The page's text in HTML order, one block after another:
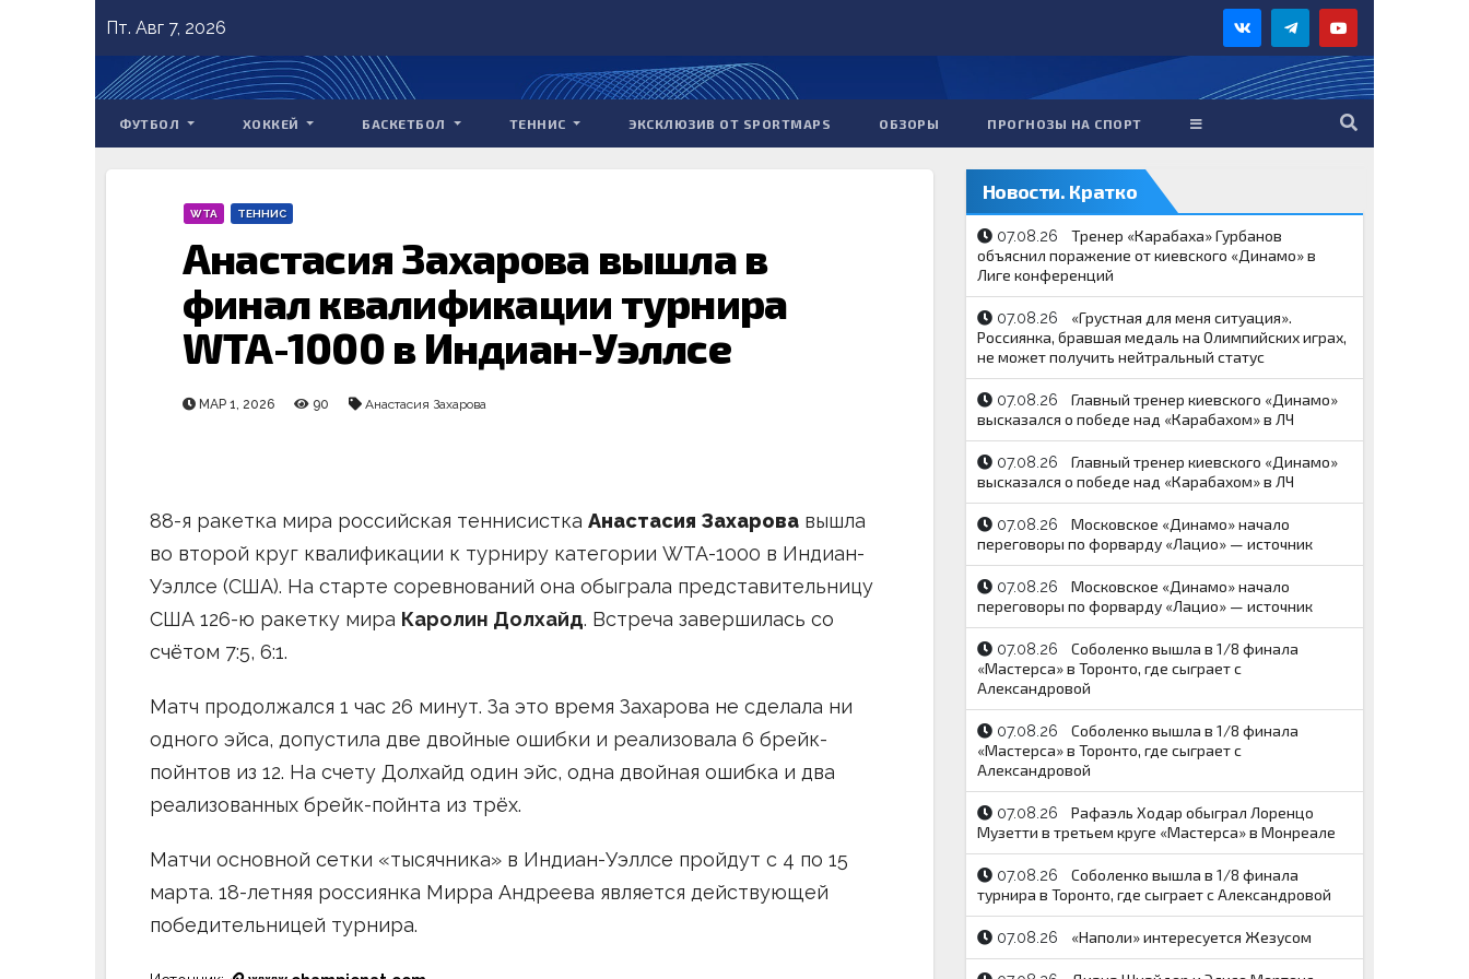
to
content
Пт. Авг 7, 2026
ФУТБОЛ ХОККЕЙ БАСКЕТБОЛ ТЕННИС ЭКСКЛЮЗИВ ОТ SPORTMAPS ОБЗОРЫ ПРОГНОЗЫ НА СПОРТ
WTA ТЕННИС
Анастасия Захарова вышла в
финал квалификации турнира
WTA-1000 в Индиан-Уэллсе
МАР 1, 2026 90 Анастасия Захарова
88-я ракетка мира российская теннисистка Анастасия Захарова вышла
во второй круг квалификации к турниру категории WTA-1000 в Индиан-
Уэллсе (США). На старте соревнований она обыграла представительницу
США 126-ю ракетку мира Каролин Долхайд. Встреча завершилась со
счётом 7:5, 6:1.
Матч продолжался 1 час 26 минут. За это время Захарова не сделала ни
одного эйса, допустила две двойные ошибки и реализовала 6 брейк-
пойнтов из 12. На счету Долхайд один эйс, одна двойная ошибка и два
реализованных брейк-пойнта из трёх.
Матчи основной сетки «тысячника» в Индиан-Уэллсе пройдут с 4 по 15
марта. 18-летняя россиянка Мирра Андреева является действующей
победительницей турнира.
Новости. Кратко
07.08.26
Тренер «Карабаха» Гурбанов
объяснил поражение от киевского «Динамо» в
Лиге конференций
07.08.26
«Грустная для меня ситуация».
Россиянка, бравшая медаль на Олимпийских играх,
не может получить нейтральный статус
07.08.26
Главный тренер киевского «Динамо»
высказался о победе над «Карабахом» в ЛЧ
07.08.26
Главный тренер киевского «Динамо»
высказался о победе над «Карабахом» в ЛЧ
07.08.26
Московское «Динамо» начало
переговоры по форварду «Лацио» — источник
07.08.26
Московское «Динамо» начало
переговоры по форварду «Лацио» — источник
07.08.26
Соболенко вышла в 1/8 финала
«Мастерса» в Торонто, где сыграет с
Александровой
07.08.26
Соболенко вышла в 1/8 финала
«Мастерса» в Торонто, где сыграет с
Александровой
07.08.26
Рафаэль Ходар обыграл Лоренцо
Музетти в третьем круге «Мастерса» в Монреале
07.08.26
Соболенко вышла в 1/8 финала
турнира в Торонто, где сыграет с Александровой
07.08.26 «Наполи» интересуется Жезусом